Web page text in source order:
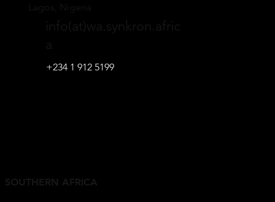
info(at)wa.synkron.afric
a
+234 1 912 5199
SOUTHERN AFRICA